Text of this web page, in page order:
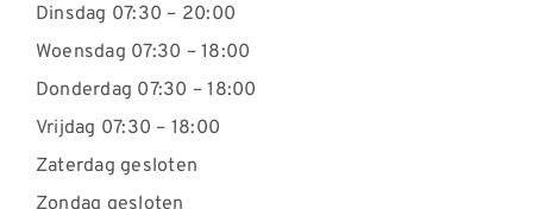
Dinsdag 07:30 – 20:00
Woensdag 07:30 – 18:00
Donderdag 07:30 – 18:00
Vrijdag 07:30 – 18:00
Zaterdag gesloten
Zondag gesloten